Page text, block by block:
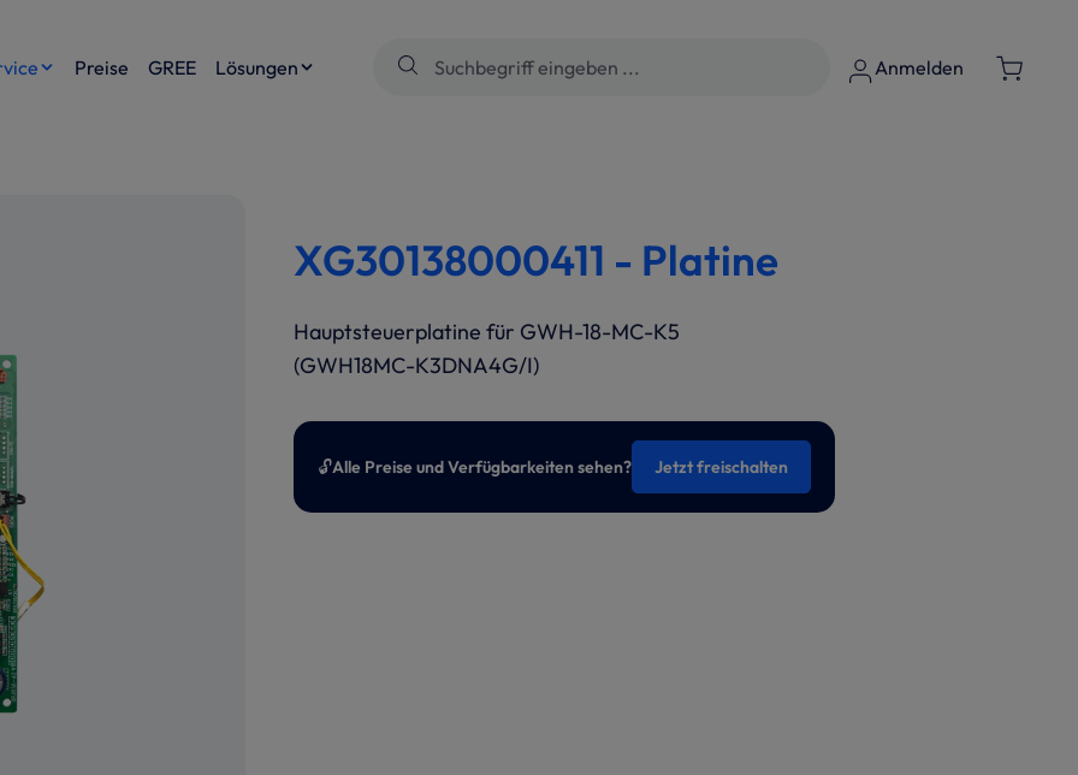
Preise GREE Lösungen Anmelden
XG30138000411 - Platine
Hauptsteuerplatine für GWH-18-MC-K5
(GWH18MC-K3DNA4G/I)
🔓Alle Preise und Verfügbarkeiten sehen? Jetzt freischalten